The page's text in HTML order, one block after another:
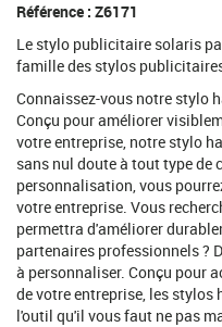
Référence : Z6171
Le stylo publicitaire solaris
famille des stylos
Connaissez-vous notre stylo
Conçu pour améliorer
votre entreprise, notre stylo
sans nul doute à tout type de
personnalisation, vous
votre entreprise. Vous
permettra d'améliorer
partenaires professionnels ?
à personnaliser. Conçu pour
de votre entreprise, les stylos
l'outil qu'il vous faut ne pas